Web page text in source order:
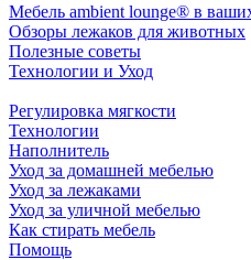
Мебель ambient lounge® в
Обзоры лежаков для животных
Полезные советы
Технологии и Уход
Регулировка мягкости
Технологии
Наполнитель
Уход за домашней мебелью
Уход за лежаками
Уход за уличной мебелью
Как стирать мебель
Помощь